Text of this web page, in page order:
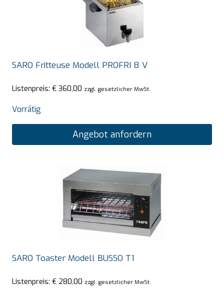
SARO Fritteuse Modell PROFRI 8 V
Listenpreis: € 360,00 zzgl. gesetzlicher MwSt.
Vorrätig
Angebot anfordern
SARO Toaster Modell BUSSO T1
Listenpreis: € 280,00 zzgl. gesetzlicher MwSt.